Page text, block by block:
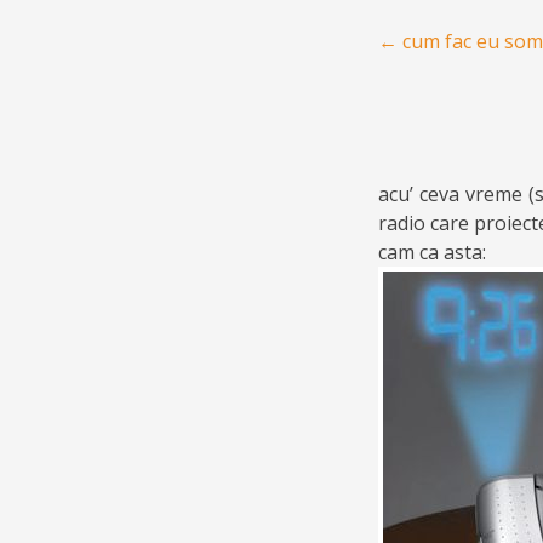
Post navigation
← cum fac eu
acu’ ceva vreme
radio care
cam ca asta: